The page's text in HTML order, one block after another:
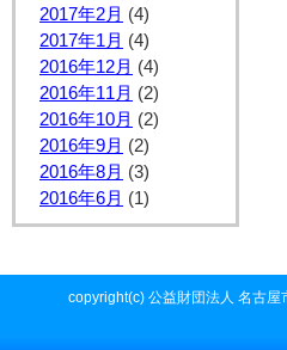
2017年2月 (4)
2017年1月 (4)
2016年12月 (4)
2016年11月 (2)
2016年10月 (2)
2016年9月 (2)
2016年8月 (3)
2016年6月 (1)
copyright(c) 公益財団法人 名古屋